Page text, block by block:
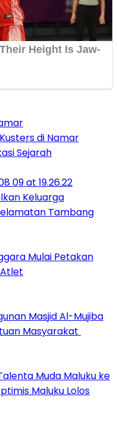
di Namar
Sejarah
Keluarga
Tambang
Mulai Petakan
Masjid Al-Mujiba
Masyarakat
Muda Maluku ke
Maluku Lolos